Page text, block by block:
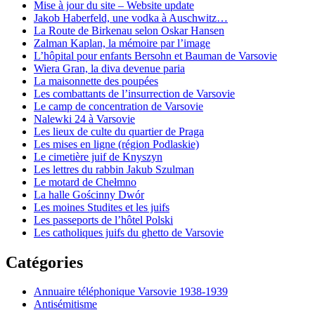
Mise à jour du site – Website update
Jakob Haberfeld, une vodka à Auschwitz…
La Route de Birkenau selon Oskar Hansen
Zalman Kaplan, la mémoire par l’image
L’hôpital pour enfants Bersohn et Bauman de Varsovie
Wiera Gran, la diva devenue paria
La maisonnette des poupées
Les combattants de l’insurrection de Varsovie
Le camp de concentration de Varsovie
Nalewki 24 à Varsovie
Les lieux de culte du quartier de Praga
Les mises en ligne (région Podlaskie)
Le cimetière juif de Knyszyn
Les lettres du rabbin Jakub Szulman
Le motard de Chełmno
La halle Gościnny Dwór
Les moines Studites et les juifs
Les passeports de l’hôtel Polski
Les catholiques juifs du ghetto de Varsovie
Catégories
Annuaire téléphonique Varsovie 1938-1939
Antisémitisme